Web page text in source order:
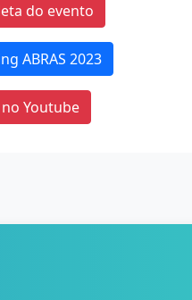
do evento
ABRAS 2023
Youtube